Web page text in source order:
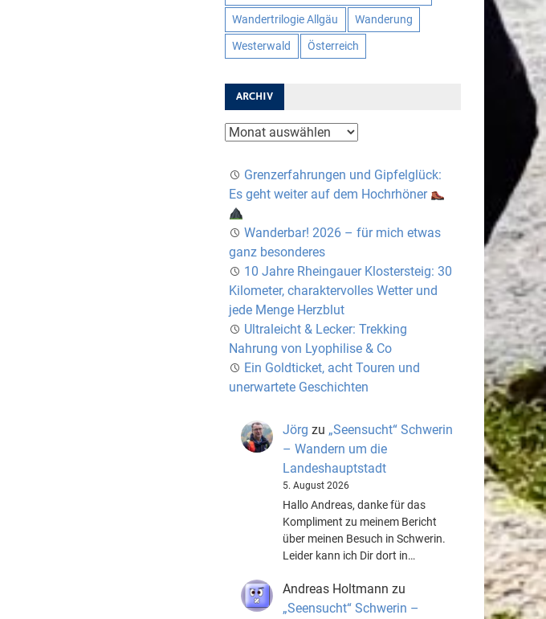
Wandertrilogie Allgäu Wanderung
Westerwald Österreich
ARCHIV
Archiv
Grenzerfahrungen und Gipfelglück:
Es geht weiter auf dem Hochrhöner
Wanderbar! 2026 – für mich etwas
ganz besonderes
10 Jahre Rheingauer Klostersteig: 30
Kilometer, charaktervolles Wetter und
jede Menge Herzblut
Ultraleicht & Lecker: Trekking
Nahrung von Lyophilise & Co
Ein Goldticket, acht Touren und
unerwartete Geschichten
Jörg zu „Seensucht“ Schwerin
– Wandern um die
Landeshauptstadt
5. August 2026
Hallo Andreas, danke für das
Kompliment zu meinem Bericht
über meinen Besuch in Schwerin.
Leider kann ich Dir dort in…
Andreas Holtmann zu
„Seensucht“ Schwerin –